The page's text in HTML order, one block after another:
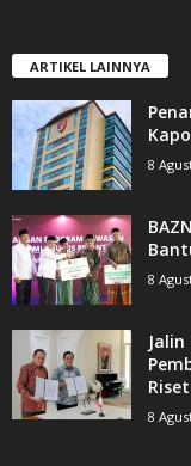
ARTIKEL LAINNYA
8
8
Riset
8